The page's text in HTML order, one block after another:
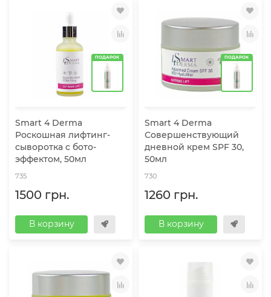
ПОДАРОК
Smart 4 Dermа
Роскошная лифтинг-
сыворотка с бото-
эффектом, 50мл
735
1500 грн.
В корзину
ПОДАРОК
Smart 4 Dermа
Совершенствующий
дневной крем SPF 30,
50мл
730
1260 грн.
В корзину